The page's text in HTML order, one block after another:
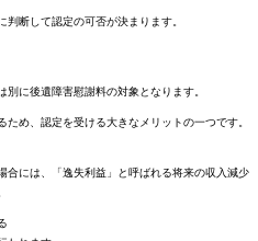
断して認定の可否が決まります。
に後遺障害慰謝料の対象となります。
め、認定を受ける大きなメリットの一つです。
合には、「逸失利益」と呼ばれる将来の収入減少